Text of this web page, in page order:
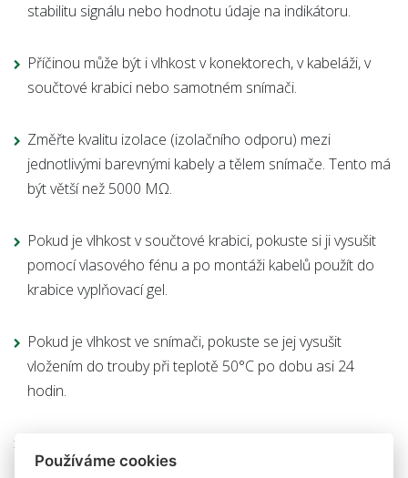
stabilitu signálu nebo hodnotu údaje na indikátoru.
Příčinou může být i vlhkost v konektorech, v kabeláži, v
součtové krabici nebo samotném snímači.
Změřte kvalitu izolace (izolačního odporu) mezi
jednotlivými barevnými kabely a tělem snímače. Tento má
být větší než 5000 MΩ.
Pokud je vlhkost v součtové krabici, pokuste si ji vysušit
pomocí vlasového fénu a po montáži kabelů použít do
krabice vyplňovací gel.
Pokud je vlhkost ve snímači, pokuste se jej vysušit
vložením do trouby při teplotě 50°C po dobu asi 24
hodin.
krytí) vzhledem k pracovním podmínkám.
Používáme cookies